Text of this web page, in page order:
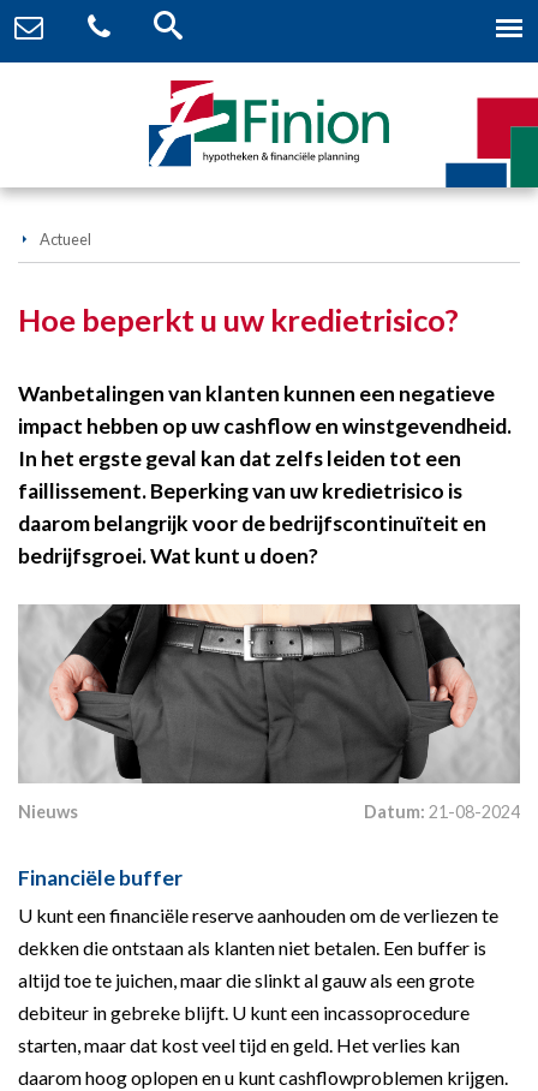
Actueel
Hoe beperkt u uw kredietrisico?
Wanbetalingen van klanten kunnen een negatieve
impact hebben op uw cashflow en winstgevendheid.
In het ergste geval kan dat zelfs leiden tot een
faillissement. Beperking van uw kredietrisico is
daarom belangrijk voor de bedrijfscontinuïteit en
bedrijfsgroei. Wat kunt u doen?
Nieuws Datum: 21-08-2024
Financiële buffer
U kunt een financiële reserve aanhouden om de verliezen te
dekken die ontstaan als klanten niet betalen. Een buffer is
altijd toe te juichen, maar die slinkt al gauw als een grote
debiteur in gebreke blijft. U kunt een incassoprocedure
starten, maar dat kost veel tijd en geld. Het verlies kan
daarom hoog oplopen en u kunt cashflowproblemen krijgen.